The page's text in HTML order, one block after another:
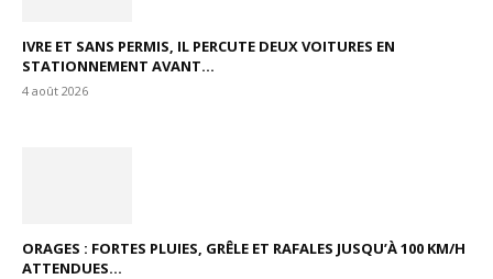
IVRE ET SANS PERMIS, IL PERCUTE DEUX VOITURES EN
STATIONNEMENT AVANT...
4 août 2026
ORAGES : FORTES PLUIES, GRÊLE ET RAFALES JUSQU’À 100 KM/H
ATTENDUES...